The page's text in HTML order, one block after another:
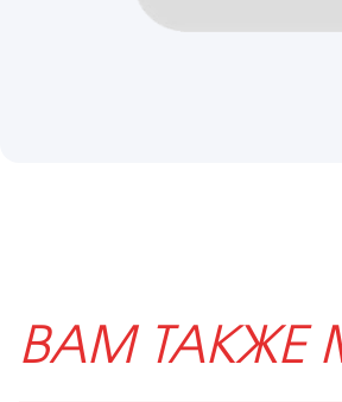
ВАМ ТАКЖЕ